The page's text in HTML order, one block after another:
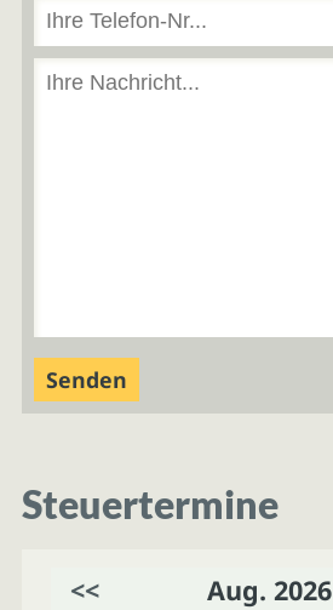
Steuertermine
<< Aug. 2026